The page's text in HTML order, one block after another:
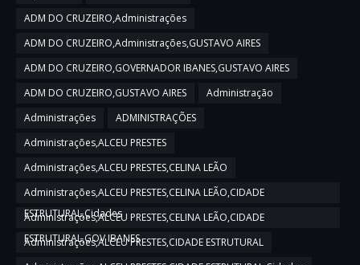
ADM DO CRUZEIRO,Administrações
ADM DO CRUZEIRO,Administrações,GUSTAVO AIRES
ADM DO CRUZEIRO,GOVERNADOR IBANES,GUSTAVO AIRES
ADM DO CRUZEIRO,GUSTAVO AIRES
Administração
Administrações
ADMINISTRAÇÕES
Administrações,ALCEU PRESTES
Administrações,ALCEU PRESTES,CELINA LEÃO
Administrações,ALCEU PRESTES,CELINA LEÃO,CIDADE
ESTRUTURAL,Cidades
Administrações,ALCEU PRESTES,CELINA LEÃO,CIDADE
ESTRUTURAL,GOV IBANES
Administrações,ALCEU PRESTES,CIDADE ESTRUTURAL